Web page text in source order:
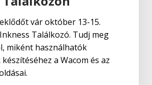
vár október 13-15.
Találkozó. Tudj meg
miként használhatók
a Wacom és az